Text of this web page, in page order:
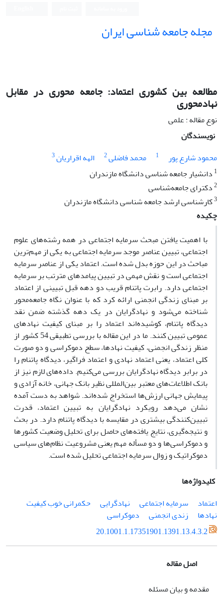
مجله جامعه شناسی ایران
مطالعه بین کشوری اعتماد: جامعه محوری در مقابل
نهادمحوری
نوع مقاله : علمی
نویسندگان
محمود شارع پور
1 محمد فاضلی2 الهه اقراریان3
1 دانشیار جامعه شناسی دانشگاه مازندران
2دکترای جامعه‌شناسی
3کارشناسی ارشد جامعه شناسی دانشگاه مازندران
چکیده
با اهمیت یافتن مبحث سرمایه اجتماعی در همه رشته‌های علوم
اجتماعی، تبیین عناصر موجد سرمایه اجتماعی به یکی از مهم‌ترین
مباحث در این حوزه بدل شده است. اعتماد یکی از عناصر سرمایه
اجتماعی است و نقش مهمی در تبیین پیامدهای مترتب بر سرمایه
اجتماعی دارد. رابرت پاتنام قریب دو دهه قبل تبیینی از اعتماد
بر مبنای زندگی انجمنی ارائه کرد که با عنوان نگاه جامعه‌محور
شناخته می‌شود و نهادگرایان در یک دهه گذشته ضمن نقد
دیدگاه پاتنام، کوشیده‌اند اعتماد را بر مبنای کیفیت نهادهای
عمومی تبیین کنند. ما در این مقاله با بررسی تطبیقی 54 کشور از
منظر زندگی انجمنی، کیفیت نهادها، سطح دموکراسی و دو صورت
کلی اعتماد، یعنی اعتماد نهادی و اعتماد فراگیر، دیدگاه پاتنام را
در برابر دیدگاه نهادگرایان بررسی می‌کنیم. داده‌های لازم نیز از
بانک اطلاعات‌های معتبر بین‌المللی نظیر بانک جهانی، خانه آزادی و
پیمایش جهانی ارزش‌ها استخراج شده‌اند. شواهد به دست آمده
نشان می‌دهد رویکرد نهادگرایان به تبیین اعتماد، قدرت
تبیین‌کنندگی بیشتری در مقایسه با دیدگاه پاتنام دارد. در بحث
و نتیجه‌گیری، نتایج یافته‌های حاصل برای تحلیل وضعیت کشورها
و دموکراسی‌ها و دو مسأله مهم یعنی مشروعیت نظام‌های سیاسی
دموکراتیک و زوال سرمایه اجتماعی تحلیل شده است.
کلیدواژه‌ها
اعتماد
سرمایه اجتماعی نهادگرایی
حکمرانی خوب کیفیت
نهادها
زندی انجمنی
دموکراسی
20.1001.1.17351901.1391.13.4.3.2
اصل مقاله
مقدمه و بیان مسئله